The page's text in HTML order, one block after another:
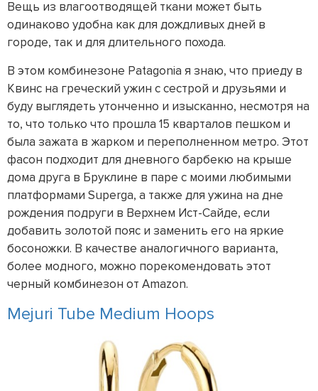
Вещь из влагоотводящей ткани может быть
одинаково удобна как для дождливых дней в
городе, так и для длительного похода.
В этом комбинезоне Patagonia я знаю, что приеду в
Квинс на греческий ужин с сестрой и друзьями и
буду выглядеть утонченно и изысканно, несмотря на
то, что только что прошла 15 кварталов пешком и
была зажата в жарком и переполненном метро. Этот
фасон подходит для дневного барбекю на крыше
дома друга в Бруклине в паре с моими любимыми
платформами Superga, а также для ужина на дне
рождения подруги в Верхнем Ист-Сайде, если
добавить золотой пояс и заменить его на яркие
босоножки. В качестве аналогичного варианта,
более модного, можно порекомендовать этот
черный комбинезон от Amazon.
Mejuri Tube Medium Hoops